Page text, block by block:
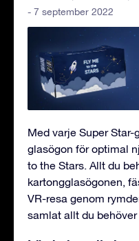
- 7 september 2022
Med varje Super
glasögon för optimal
to the Stars. Allt du
kartongglasögonen,
VR-resa genom
samlat allt du